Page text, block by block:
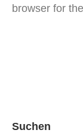
browser for
Suchen